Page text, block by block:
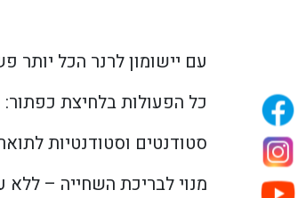
עם יישומון לרנר הכל יותר
כל הפעולות בלחיצת כפתור:
סטודנטים וסטודנטיות
מנוי לבריכת השחייה – ללא עלות או